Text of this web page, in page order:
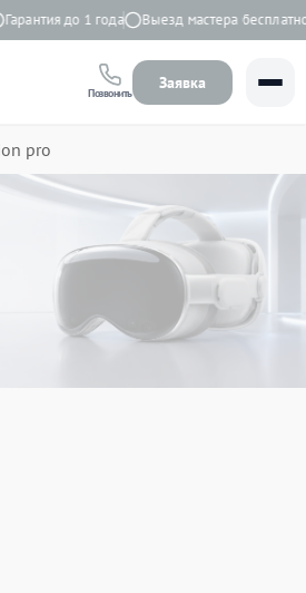
до 1 года Выезд мастера бесплатно
Позвонить
Заявка
pro